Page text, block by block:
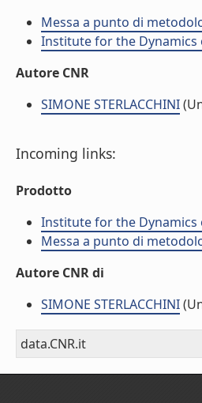
Messa a punto di
Institute for the Dynamics
Autore CNR
SIMONE STERLACCHINI
Incoming links:
Prodotto
Institute for the Dynamics
Messa a punto di
Autore CNR di
SIMONE STERLACCHINI
data.CNR.it